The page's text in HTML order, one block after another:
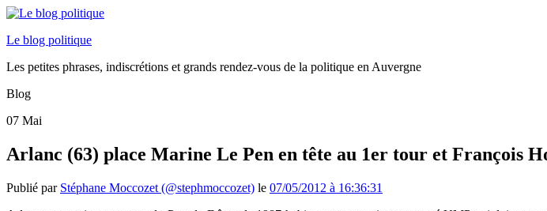
Le blog politique
Les petites phrases, indiscrétions et grands rendez-vous de la politique en Auvergne
Blog
07 Mai
Arlanc (63) place Marine Le Pen en tête au 1er tour et François
Publié par Stéphane Moccozet (@stephmoccozet) le 07/05/2012 à 16:36:31